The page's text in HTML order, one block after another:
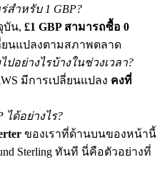
นสด
สำหรับ 1 GBP?
บัน, £1 GBP สามารถซื้อ 0
นแปลงตามสภาพตลาด
ปอย่างไรบ้างในช่วงเวลา?
มีการเปลี่ยนแปลง คงที่
ได้อย่างไร?
ของเราที่ด้านบนของหน้านี้
Sterling ทันที นี่คือตัวอย่างที่